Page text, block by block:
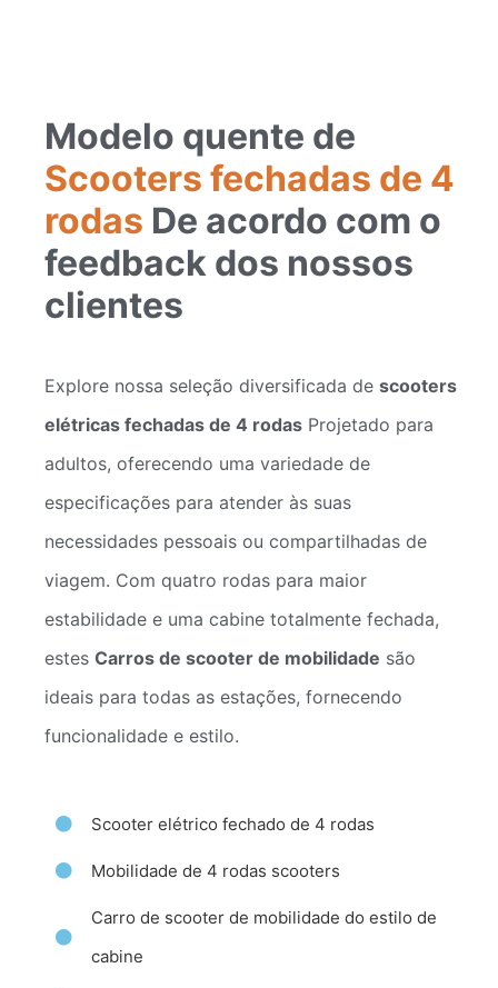
Modelo quente de
Scooters fechadas de 4
rodas De acordo com o
feedback dos nossos
clientes
Explore nossa seleção diversificada de scooters
elétricas fechadas de 4 rodas Projetado para
adultos, oferecendo uma variedade de
especificações para atender às suas
necessidades pessoais ou compartilhadas de
viagem. Com quatro rodas para maior
estabilidade e uma cabine totalmente fechada,
estes Carros de scooter de mobilidade são
ideais para todas as estações, fornecendo
funcionalidade e estilo.
Scooter elétrico fechado de 4 rodas
Mobilidade de 4 rodas scooters
Carro de scooter de mobilidade do estilo de
cabine